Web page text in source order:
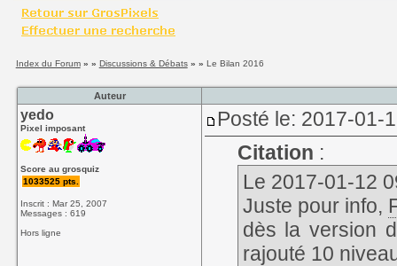
Index du Forum» » Discussions & Débats» » Le Bilan 2016
Auteur
yedo
Pixel imposant
Score au grosquiz
1033525 pts.
Inscrit : Mar 25, 2007
Messages : 619
Hors ligne
Posté le: 2017-01-
Citation :
Le 2017-01-12
Juste pour info,
dès la version
rajouté 10